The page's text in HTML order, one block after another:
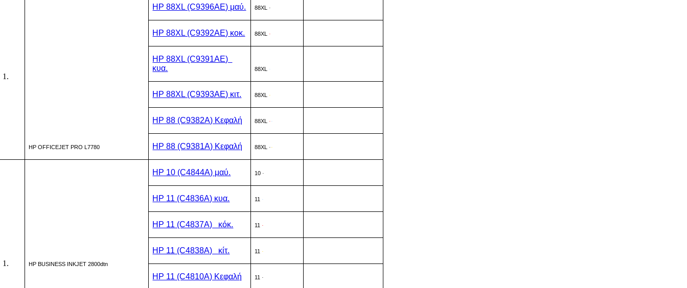
HP OFFICEJET PRO L7780
HP 88XL (C9396AE) μαύ. 88XL ·
HP 88XL (C9392AE) κοκ. 88XL ·
HP 88XL (C9391AE)
κυα.
88XL ·
HP 88XL (C9393AE) κιτ. 88XL ·
HP 88 (C9382A) Κεφαλή 88XL ··
HP 88 (C9381A) Κεφαλή 88XL ··
HP BUSINESS INKJET 2800dtn
HP 10 (C4844A) μαύ. 10 ·
HP 11 (C4836A) κυα. 11 ·
HP 11 (C4837A) κόκ. 11 ·
HP 11 (C4838A) κίτ. 11 ·
HP 11 (C4810A) Κεφαλή 11 ·